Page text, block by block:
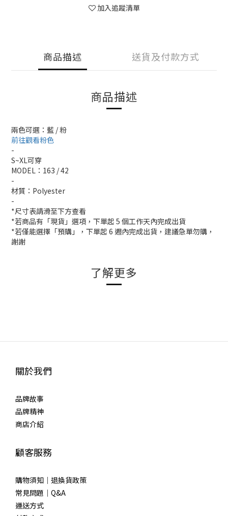
加入追蹤清單
商品描述 送貨及付款方式
商品描述
兩色可選：藍 / 粉
前往觀看粉色
-
S~XL可穿
MODEL：163 / 42
-
材質：Polyester
-
*尺寸表請滑至下方查看
*若商品有「現貨」選項，下單起 5 個工作天內完成出貨
*若僅能選擇「預購」，下單起 6 週內完成出貨，建議急單勿購，
謝謝
了解更多
關於我們
品牌故事
品牌精神
商店介紹
顧客服務
購物須知｜退換貨政策
常見問題｜Q&A
運送方式